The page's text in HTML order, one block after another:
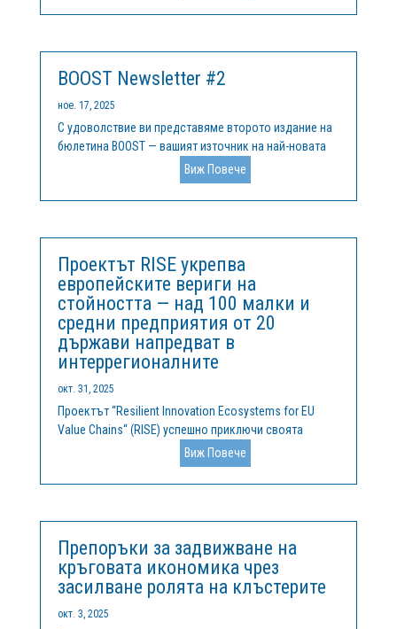
финансиран по Програма „Научни изследвания,
BOOST Newsletter #2
ное. 17, 2025
С удоволствие ви представяме второто издание на
бюлетина BOOST — вашият източник на най-новата
информация за това как се справяме с различията в
областта на научните изследвания и иновациите в
Европа. В този брой ще откриете:🔬 Разлика в
Виж Повече
Проектът RISE укрепва
европейските вериги на
стойността — над 100 малки и
средни предприятия от 20
държави напредват в
интеррегионалните
окт. 31, 2025
Проектът “Resilient Innovation Ecosystems for EU
Value Chains“ (RISE) успешно приключи своята
двугодишна мисия за ускоряване на
сътрудничеството, изграждането на капацитет и
готовността за инвестиции в иновационните
за...
Виж Повече
Препоръки за задвижване на
кръговата икономика чрез
засилване ролята на клъстерите
окт. 3, 2025